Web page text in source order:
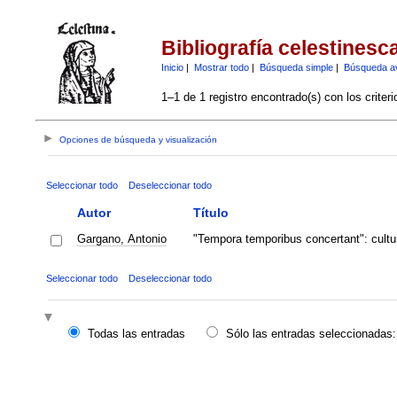
Bibliografía
Inicio| Mostrar todo| Búsqueda simple| Búsqueda
1–1 de 1 registro encontrado(s) con los
Opciones de búsqueda y visualización
Seleccionar todo Deseleccionar todo
Autor Título
Gargano, Antonio "Tempora temporibus concertant":
Seleccionar todo Deseleccionar todo
Todas las entradas
Sólo las entradas seleccionadas: